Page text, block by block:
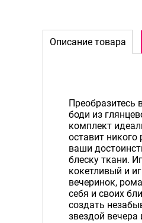
Описание товара
боди из
комплект
оставит
ваши
блеску ткани.
кокетливый и
вечеринок,
себя и своих
создать
звездой вечера